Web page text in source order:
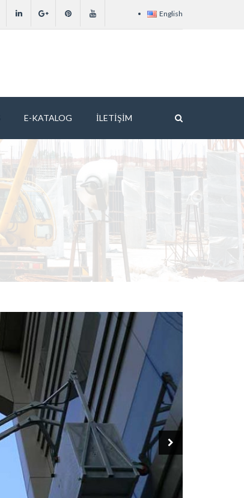
English
E-KATALOG İLETIŞIM